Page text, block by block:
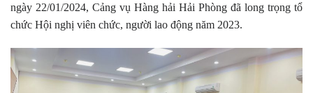
ngày 22/01/2024, Cảng vụ Hàng hải Hải Phòng đã long trọng tổ
chức Hội nghị viên chức, người lao động năm 2023.